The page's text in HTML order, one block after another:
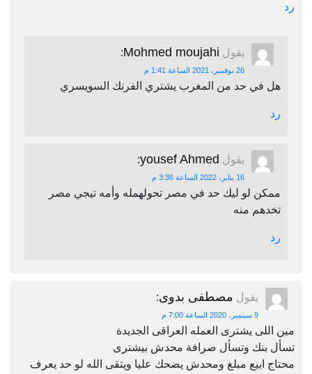
رد
يقول Mohmed moujahi
:
26 نوفمبر، 2021 الساعة 1:41 م
هل في حد من المغرب يشتري الفرنك السويسري
رد
يقول yousef Ahmed
:
16 يناير، 2022 الساعة 3:36 م
ممكن لو ليك حد في مصر تحولهمله وأمه تيجي مصر
تخدهم منه
رد
يقول مصطفى بدوى:
9 سبتمبر، 2020 الساعة 7:00 م
مين اللى يشترى العمله العراقى الجديدة
تسأل بنك وتسأل صرافة محدش بيشترى
محتاج ابيع مبلغ ومحدش يضحك عليا ويتقى الله لو حد يعرف